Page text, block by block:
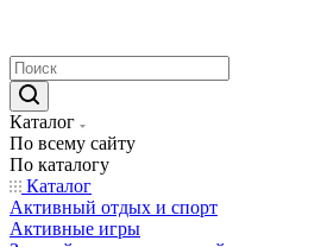
Каталог
По всему сайту
По каталогу
Каталог
Активный отдых и спорт
Активные игры